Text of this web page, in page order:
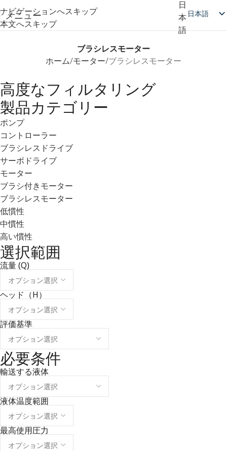
ナビゲーションへスキップ
本文へスキップ
メニュー 日本語
ブラシレスモーター
ホーム モーター ブラシレスモーター
高度なフィルタリング
製品カテゴリー
ポンプ
コントローラー
ブラシレスドライブ
サーボドライブ
モーター
ブラシ付きモーター
ブラシレスモーター
低慣性
中慣性
高い慣性
選択範囲
流量 (Q)
ヘッド（H）
評価基準
必要条件
輸送する液体
液体温度範囲
最高使用圧力